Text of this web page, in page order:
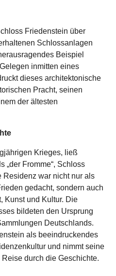
Friedenstein über
Schlossanlagen
Beispiel
inmitten eines
dieses architektonische
Pracht, seinen
der ältesten
Krieges, ließ
„der Fromme“, Schloss
Residenz war nicht nur als
gedacht, sondern auch
Kunst und Kultur. Die
bildeten den Ursprung
Deutschlands.
als beeindruckendes
und nimmt seine
durch die Geschichte.